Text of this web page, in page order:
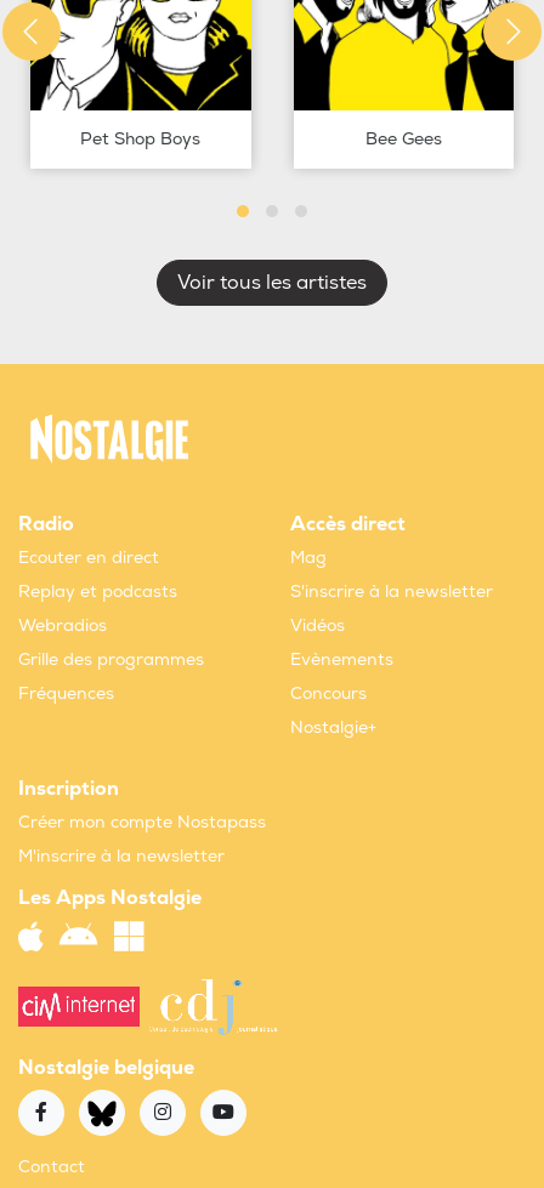
Pet Shop Boys Bee Gees
Voir tous les artistes
Radio
Ecouter en direct
Replay et podcasts
Webradios
Grille des programmes
Fréquences
Accès direct
Mag
S'inscrire à la newsletter
Vidéos
Evènements
Concours
Nostalgie+
Inscription
Créer mon compte Nostapass
M'inscrire à la newsletter
Les Apps Nostalgie
Nostalgie belgique
Contact